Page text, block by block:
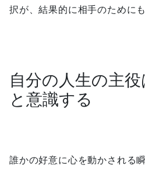
択が、結果的に相手のために
自分の人生の主
と意識する
誰かの好意に心を動かされる